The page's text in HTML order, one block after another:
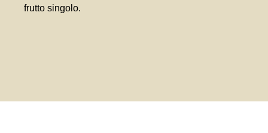
frutto singolo.